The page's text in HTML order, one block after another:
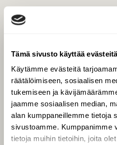
Tämä sivusto käyttää
Käytämme evästeitä
räätälöimiseen, sosiaalisen
tukemiseen ja
jaamme sosiaalisen median,
alan kumppaneillemme tietoja
sivustoamme. Kumppanimme
tietoja muihin tietoihin, joita